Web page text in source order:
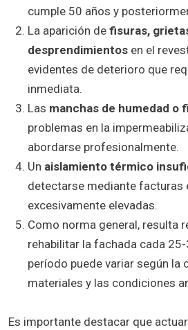
cumple 50 años y
La aparición de fisuras,
desprendimientos en el
evidentes de deterioro que
inmediata.
Las manchas de humedad o
problemas en la
abordarse profesionalmente.
Un aislamiento térmico
detectarse mediante facturas
excesivamente elevadas.
Como norma general, resulta
rehabilitar la fachada cada
período puede variar según la
materiales y las condiciones
Es importante destacar que